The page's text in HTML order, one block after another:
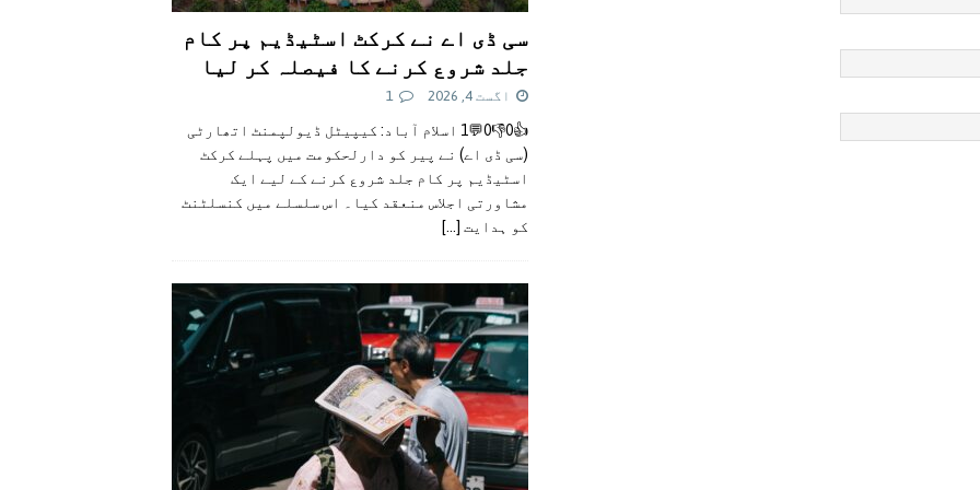
سی ڈی اے نے کرکٹ اسٹیڈیم پر کام
جلد شروع کرنے کا فیصلہ کر لیا
اگست 4, 2026 1
👍0👎0💬1 اسلام آباد: کیپیٹل ڈیولپمنٹ اتھارٹی
(سی ڈی اے) نے پیر کو دارلحکومت میں پہلے کرکٹ
اسٹیڈیم پر کام جلد شروع کرنے کے لیے ایک
مشاورتی اجلاس منعقد کیا۔ اس سلسلے میں کنسلٹنٹ
کو ہدایت [...]